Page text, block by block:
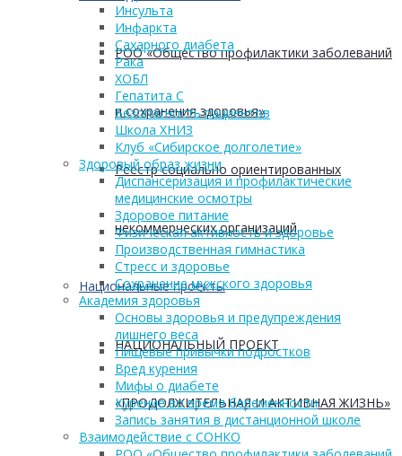
РОО «Общество профилактики заболеваний
и сохранения здоровья»
Реестр социально ориентированных
некоммерческих организаций
Национальные проекты
НАЦИОНАЛЬНЫЙ ПРОЕКТ
«ПРОДОЛЖИТЕЛЬНАЯ И АКТИВНАЯ ЖИЗНЬ»
Инсульта
Инфаркта
Сахарного диабета
Рака
ХОБЛ
Гепатита С
Безопасность пациентов
Школа ХНИЗ
Клуб «Сибирское долголетие»
Здоровый образ жизни
Диспансеризация и профилактические
медицинские осмотры
Здоровое питание
Физическая активность и здоровье
Производственная гимнастика
Стресс и здоровье
Сохранение мужского здоровья
Академия здоровья
Основы здоровья и предупреждения
лишнего веса
Пищевые привычки подростков
Вред курения
Мифы о диабете
Курение во время беременности
Запись занятия в дистанционной школе
Взаимодействие с СОНКО